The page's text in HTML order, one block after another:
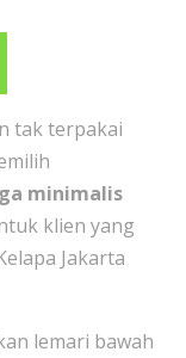
tak terpakai
minimalis
klien yang
Jakarta
lemari bawah